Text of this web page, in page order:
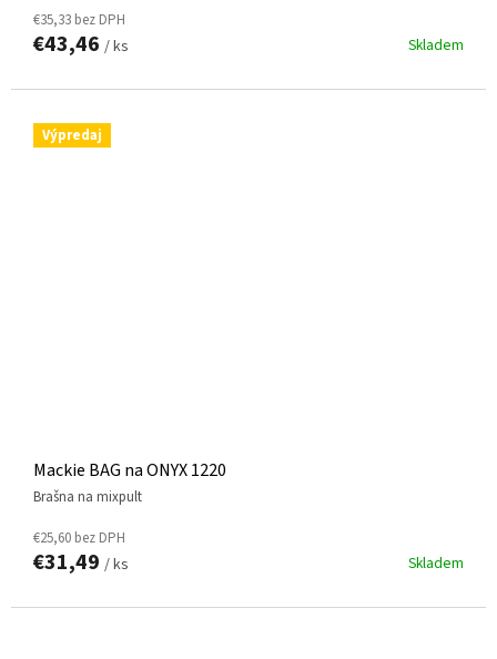
Skladem
€35,33 bez DPH
€43,46 / ks
Výpredaj
Mackie BAG na ONYX 1220
brašna na mixpult
Skladem
€25,60 bez DPH
€31,49 / ks